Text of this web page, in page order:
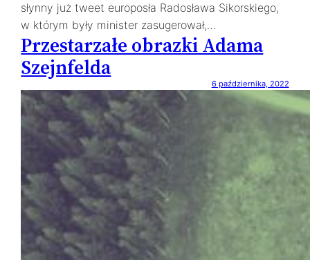
słynny już tweet europosła Radosława Sikorskiego,
w którym były minister zasugerował,…
Przestarzałe obrazki Adama
Szejnfelda
6 października, 2022